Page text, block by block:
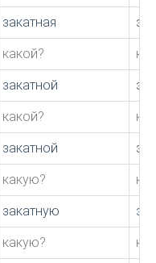
закатная
какой?
закатной
какой?
закатной
какую?
закатную
какую?